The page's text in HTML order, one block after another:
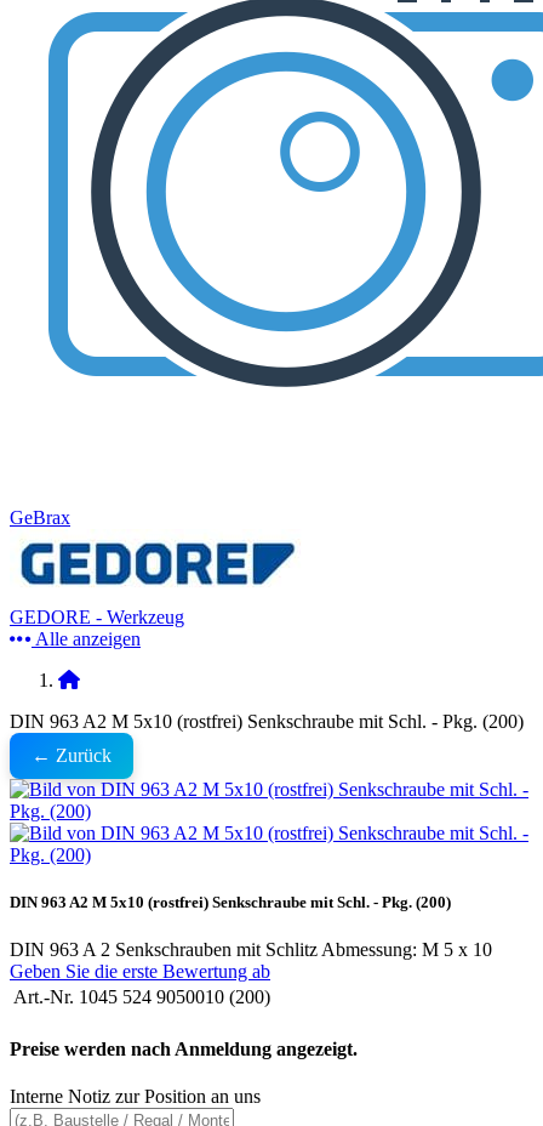
GeBrax
GEDORE - Werkzeug
Alle anzeigen
DIN 963 A2 M 5x10 (rostfrei) Senkschraube mit Schl. - Pkg. (200)
← Zurück
DIN 963 A2 M 5x10 (rostfrei) Senkschraube mit Schl. - Pkg. (200)
DIN 963 A 2 Senkschrauben mit Schlitz Abmessung: M 5 x 10
Geben Sie die erste Bewertung ab
Art.-Nr. 1045 524 9050010 (200)
Preise werden nach Anmeldung angezeigt.
Interne Notiz zur Position an uns